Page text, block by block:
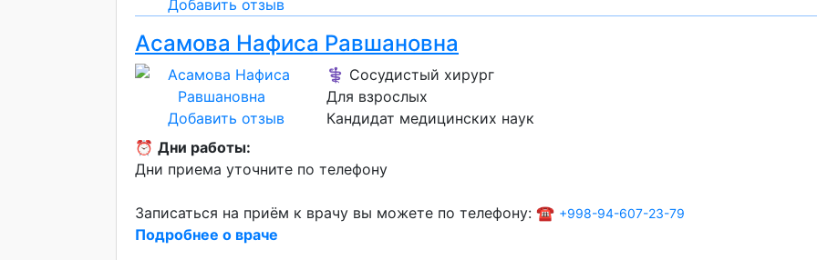
Добавить отзыв
Асамова Нафиса Равшановна
Добавить отзыв
⚕️ Сосудистый хирург
Для взрослых
Кандидат медицинских наук
⏰ Дни работы:
Дни приема уточните по телефону
Записаться на приём к врачу вы можете по телефону: ☎️ +998-94-607-23-79
Подробнее о враче